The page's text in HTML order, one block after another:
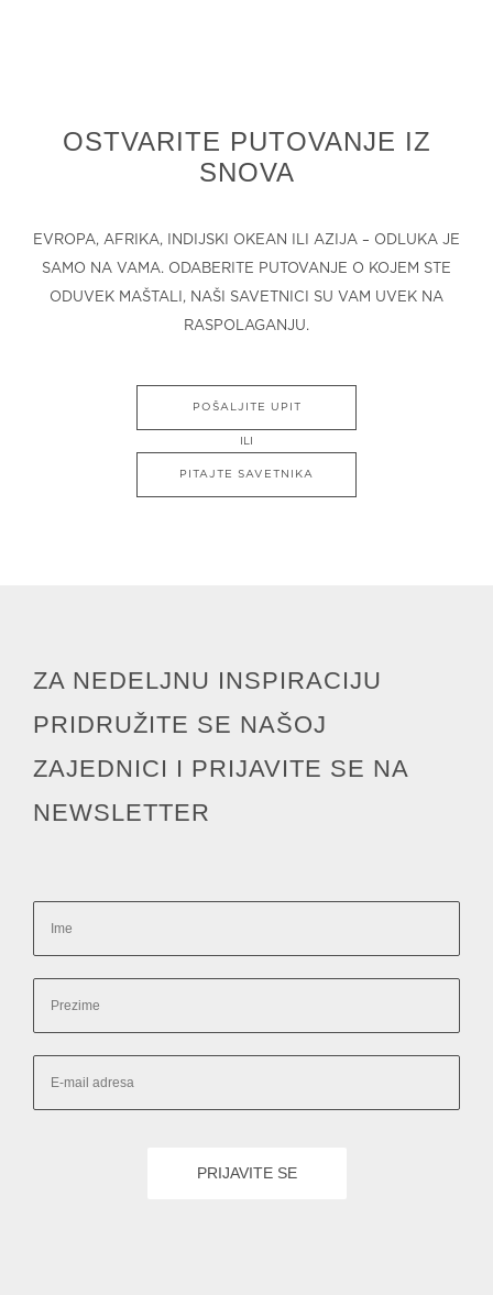
OSTVARITE PUTOVANJE IZ
SNOVA
EVROPA, AFRIKA, INDIJSKI OKEAN ILI AZIJA – ODLUKA JE
SAMO NA VAMA. ODABERITE PUTOVANJE O KOJEM STE
ODUVEK MAŠTALI, NAŠI SAVETNICI SU VAM UVEK NA
RASPOLAGANJU.
POŠALJITE UPIT
ILI
PITAJTE SAVETNIKA
ZA NEDELJNU INSPIRACIJU
PRIDRUŽITE SE NAŠOJ
ZAJEDNICI I PRIJAVITE SE NA
NEWSLETTER